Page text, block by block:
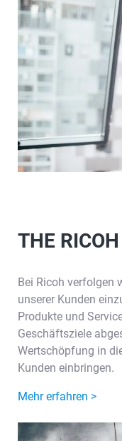
THE
Bei Ricoh verfolgen
unserer Kunden
Produkte und
Geschäftsziele
Wertschöpfung in
Kunden einbringen.
Mehr erfahren >